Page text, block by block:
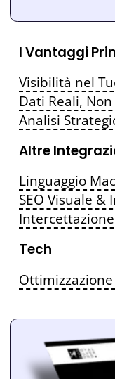
I Vantaggi
Visibilità nel
Dati Reali,
Analisi
Altre
Linguaggio
SEO Visuale &
Tech